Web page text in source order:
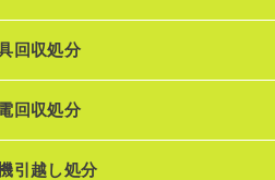
回収処分
回収処分
引越し処分